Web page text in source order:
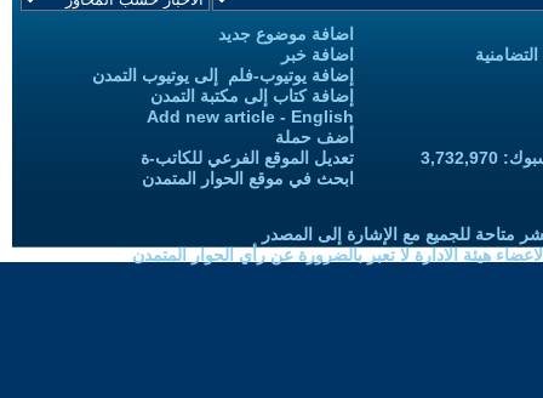
اضافة موضوع جديد
اضافة خبر
إضافة يوتيوب-فلم إلى يوتيوب التمدن
إضافة كتاب إلى مكتبة التمدن
Add new article - English
أضف حملة
تعديل الموقع الفرعي للكاتب-ة
ابحث في موقع الحوار المتمدن
متاحة للجميع مع الإشارة إلى المصدر
هيئة الادارة لا تعبر بالضرورة عن رأي الحوار المتمدن